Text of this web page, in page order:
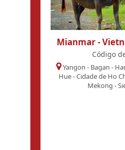
Mianmar -
Código
Yangon - Bagan -
Hue-Cidade de Ho
Mekong-